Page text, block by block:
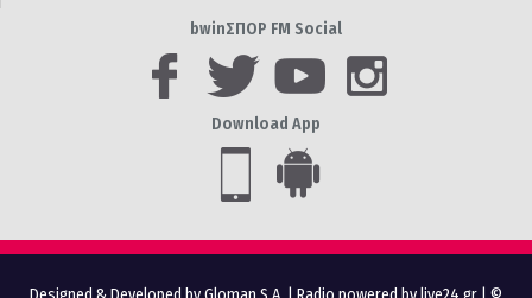
bwinΣΠΟΡ FM Social
Download App